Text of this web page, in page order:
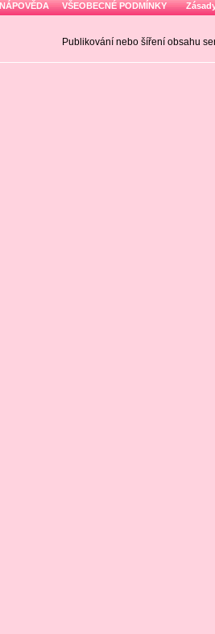
NÁPOVĚDA VŠEOBECNÉ PODMÍNKY
Publikování nebo šíření obsahu